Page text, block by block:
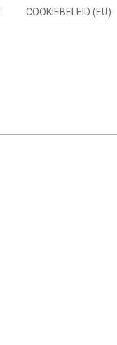
COOKIEBELEID (EU)